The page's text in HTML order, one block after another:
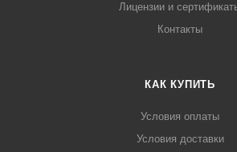
Лицензии и
Контакты
КАК КУПИТЬ
Условия оплаты
Условия доставки